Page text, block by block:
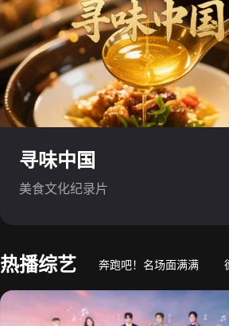
寻味中国
美食文化纪录片
热播综艺 奔跑吧！名场面满满